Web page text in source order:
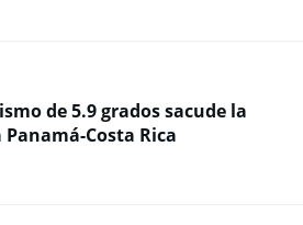
de 5.9 grados sacude la
Costa Rica